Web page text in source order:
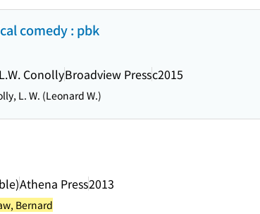
comedy : pbk
ConollyBroadview Pressc2015
L. W. (Leonard W.)
Athena Press2013
Bernard